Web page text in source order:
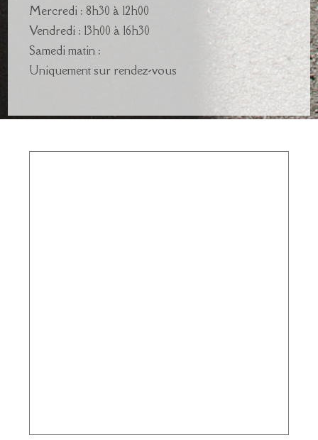
Mercredi : 8h30 à 12h00
Vendredi : 13h00 à 16h30
Samedi matin :
Uniquement sur rendez-vous